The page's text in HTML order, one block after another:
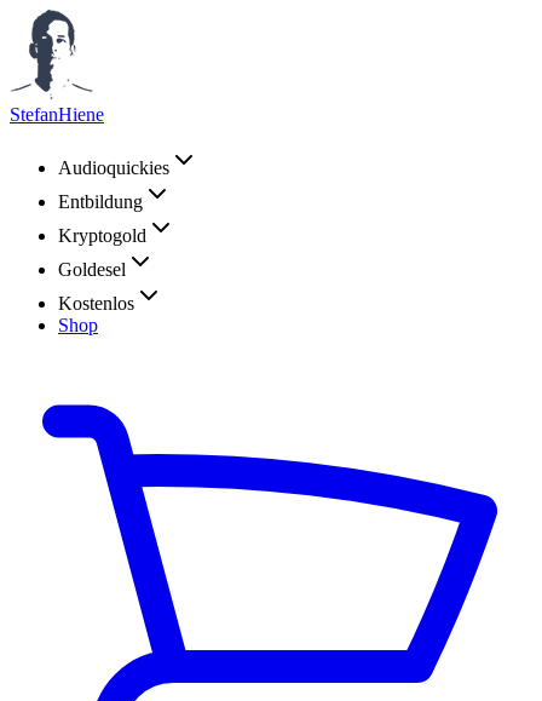
StefanHiene
Audioquickies
Entbildung
Kryptogold
Goldesel
Kostenlos
Shop